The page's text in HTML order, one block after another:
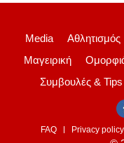
Media Αθλητισμός
Μαγειρική
Συμβουλές & Tips
FAQ Privacy policy